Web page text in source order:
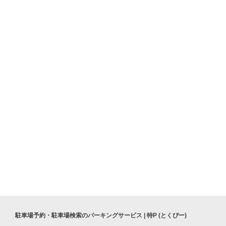
駐車場予約・駐車場検索のパーキングサービス | 特P (とくぴー)